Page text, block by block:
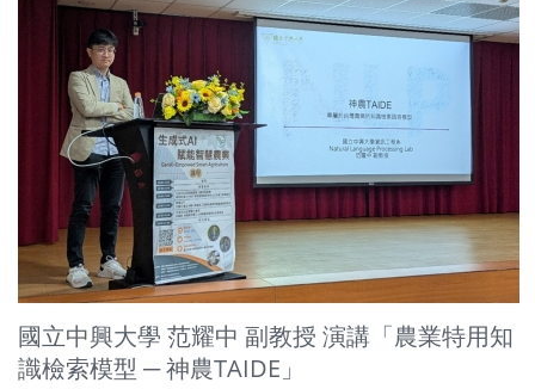
國立中興大學 范耀中 副教授 演講「農業特用知
識檢索模型 ─ 神農TAIDE」